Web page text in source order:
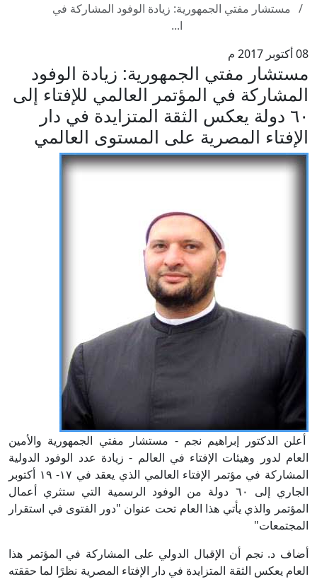
مستشار مفتي الجمهورية: زيادة الوفود المشاركة في
ا...
08 أكتوبر 2017 م
مستشار مفتي الجمهورية: زيادة الوفود
المشاركة في المؤتمر العالمي للإفتاء إلى
٦٠ دولة يعكس الثقة المتزايدة في دار
الإفتاء المصرية على المستوى العالمي
أعلن الدكتور إبراهيم نجم - مستشار مفتي الجمهورية والأمين
العام لدور وهيئات الإفتاء في العالم - زيادة عدد الوفود الدولية
المشاركة في مؤتمر الإفتاء العالمي الذي يعقد في ١٧- ١٩ أكتوبر
الجاري إلى ٦٠ دولة من الوفود الرسمية التي ستثري أعمال
المؤتمر والذي يأتي هذا العام تحت عنوان "دور الفتوى في استقرار
المجتمعات"
أضاف د. نجم أن الإقبال الدولي على المشاركة في المؤتمر هذا
العام يعكس الثقة المتزايدة في دار الإفتاء المصرية نظرًا لما حققته